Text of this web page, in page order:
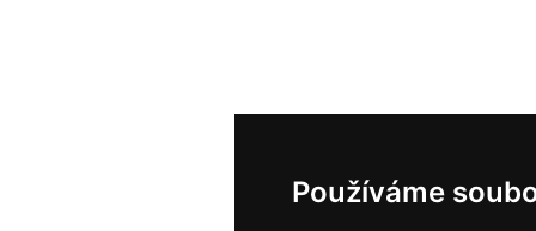
Používáme